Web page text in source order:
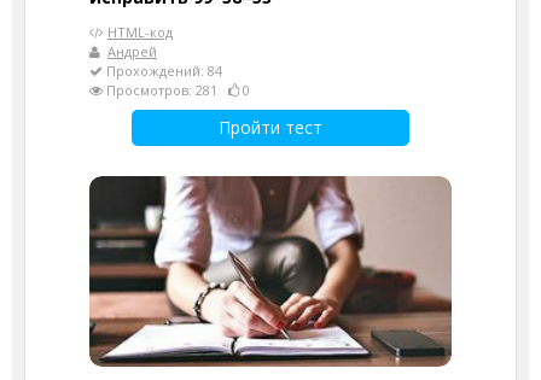
HTML-код
Андрей
Прохождений: 84
Просмотров: 281
0
Пройти тест